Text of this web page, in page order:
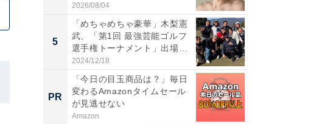
2026/08/04
5
「めちゃめちゃ豪華」木梨憲
武、「第1回 最強芸能ゴルフ
選手権トーナメント」出場
メ...
2024/12/18
PR
「今日の目玉商品は？」毎日
変わるAmazonタイムセール
が見逃せない
Amazon